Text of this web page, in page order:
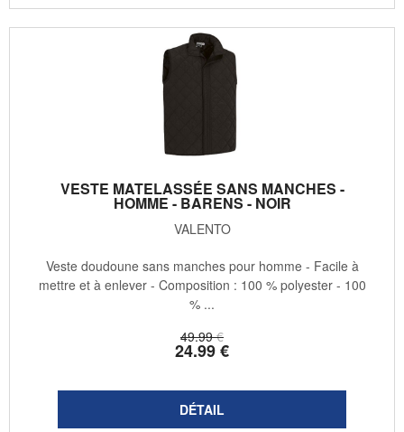
VESTE MATELASSÉE SANS MANCHES -
HOMME - BARENS - NOIR
VALENTO
49.99 €
24.99€
Veste doudoune sans manches pour homme - Facile à
mettre et à enlever - Composition : 100 % polyester - 100
% ...